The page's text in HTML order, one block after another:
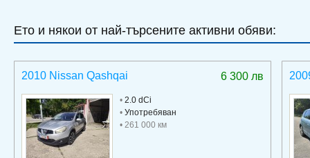
Ето и някои от най-търсените активни обяви:
6 300 лв
2010 Nissan Qashqai
• 2.0 dCi
• Употребяван
• 261 000 км